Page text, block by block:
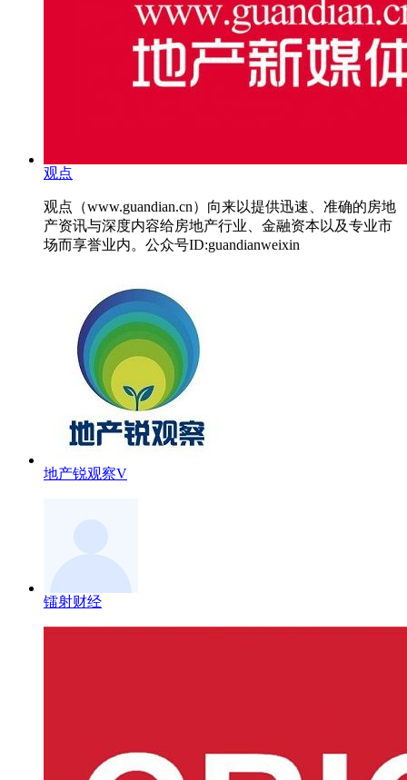
观点
观点（www.guandian.cn）向来以提供迅速、准确的房地
产资讯与深度内容给房地产行业、金融资本以及专业市
场而享誉业内。公众号ID:guandianweixin
地产锐观察V
镭射财经